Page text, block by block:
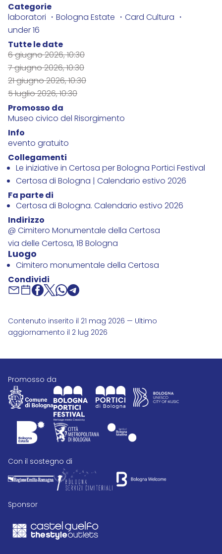
Categorie
laboratori Bologna Estate
Card Cultura
under 16
Tutte le date
6 giugno 2026, 10:30
7 giugno 2026, 10:30
21 giugno 2026, 10:30
5 luglio 2026, 10:30
Promosso da
Museo civico del Risorgimento
Info
evento gratuito
Collegamenti
Le iniziative in Certosa per Bologna Portici Festival
Certosa di Bologna | Calendario estivo 2026
Fa parte di
Certosa di Bologna. Calendario estivo 2026
Indirizzo
@ Cimitero Monumentale della Certosa
via delle Certosa, 18 Bologna
Luogo
Cimitero monumentale della Certosa
Condividi
Contenuto inserito il 21 mag 2026 — Ultimo
aggiornamento il 2 lug 2026
promosso da
con il sostegno di
Sponsor